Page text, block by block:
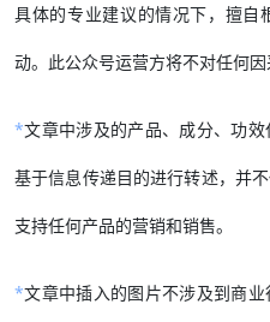
具体的专业建议的情况下，擅自
动。此公众号运营方将不对任何
*文章中涉及的产品、成分、功
基于信息传递目的进行转述，并
支持任何产品的营销和销售。
*文章中插入的图片不涉及到商